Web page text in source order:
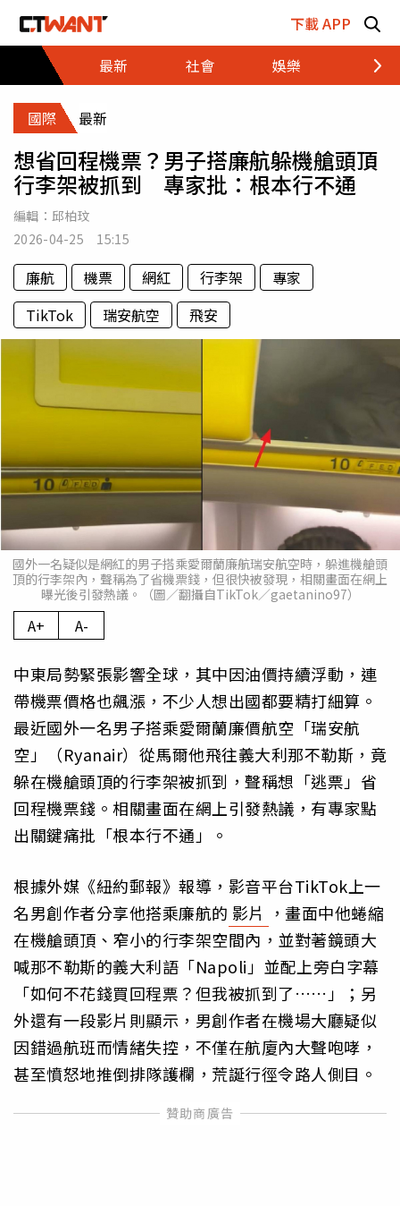
下載 APP
最新
社會 娛樂 財經
國際 最新
想省回程機票？男子搭廉航躲機艙頭頂
行李架被抓到 專家批：根本行不通
編輯： 邱柏玟
2026-04-25 15:15
廉航 機票 網紅 行李架
專家
TikTok
瑞安航空 飛安
國外一名疑似是網紅的男子搭乘愛爾蘭廉航瑞安航空時，躲進機艙頭
頂的行李架內，聲稱為了省機票錢，但很快被發現，相關畫面在網上
曝光後引發熱議。（圖／翻攝自TikTok／gaetanino97）
A+ A-
中東局勢緊張影響全球，其中因油價持續浮動，連
帶機票價格也飆漲，不少人想出國都要精打細算。
最近國外一名男子搭乘愛爾蘭廉價航空「瑞安航
空」（Ryanair）從馬爾他飛往義大利那不勒斯，竟
躲在機艙頭頂的行李架被抓到，聲稱想「逃票」省
回程機票錢。相關畫面在網上引發熱議，有專家點
出關鍵痛批「根本行不通」。
根據外媒《紐約郵報》報導，影音平台TikTok上一
名男創作者分享他搭乘廉航的 影片
，畫面中他蜷縮
在機艙頭頂、窄小的行李架空間內，並對著鏡頭大
喊那不勒斯的義大利語「Napoli」並配上旁白字幕
「如何不花錢買回程票？但我被抓到了……」；另
外還有一段影片則顯示，男創作者在機場大廳疑似
因錯過航班而情緒失控，不僅在航廈內大聲咆哮，
甚至憤怒地推倒排隊護欄，荒誕行徑令路人側目。